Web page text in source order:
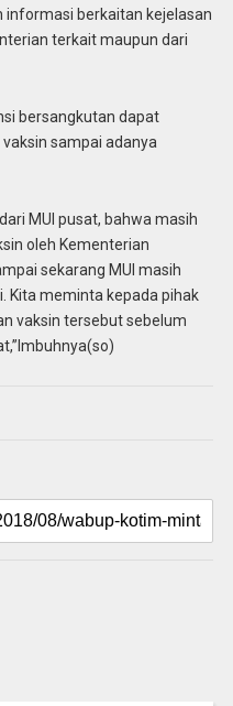
informasi berkaitan kejelasan
terkait maupun dari
bersangkutan dapat
sampai adanya
MUI pusat, bahwa masih
oleh Kementerian
sekarang MUI masih
Kita meminta kepada pihak
vaksin tersebut sebelum